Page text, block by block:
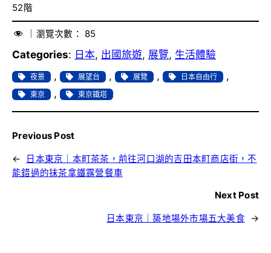
52階
｜瀏覽次數： 85
Categories: 日本, 出國旅遊, 展覽, 生活體驗
夜景 , 展望台 , 展覽 , 日本自由行 ,
東京 , 東京鐵塔
Previous Post
←
日本東京｜本町茶茶，前往河口湖的吉田本町商店街，不
能錯過的抹茶拿鐵露營餐車
Next Post
日本東京｜築地場外市場五大美食 →